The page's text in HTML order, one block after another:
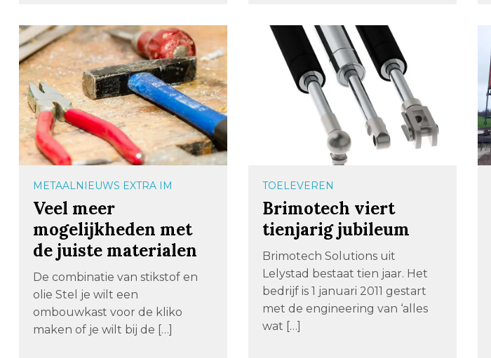
METAALNIEUWS EXTRA IM
Veel meer
mogelijkheden met
de juiste materialen
De combinatie van stikstof en
olie Stel je wilt een
ombouwkast voor de kliko
maken of je wilt bij de […]
TOELEVEREN
Brimotech viert
tienjarig jubileum
Brimotech Solutions uit
Lelystad bestaat tien jaar. Het
bedrijf is 1 januari 2011 gestart
met de engineering van ‘alles
wat […]